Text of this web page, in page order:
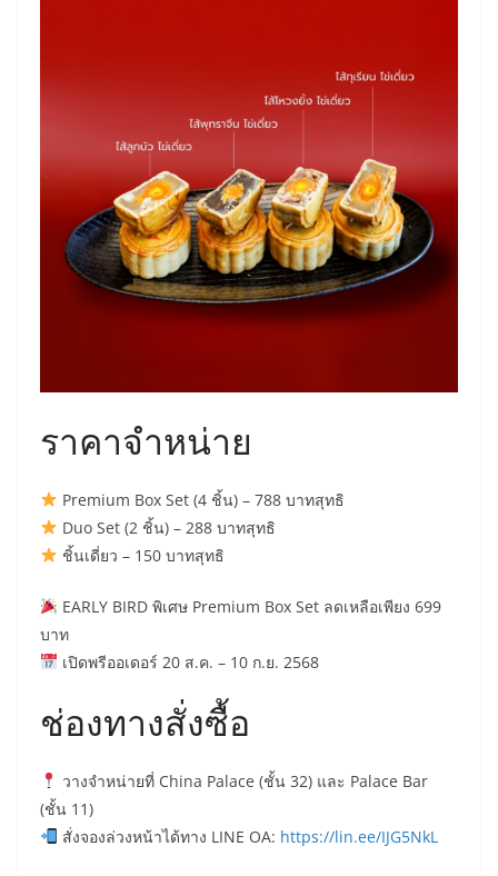
ราคาจำหน่าย
Premium Box Set (4 ชิ้น) – 788 บาทสุทธิ
Duo Set (2 ชิ้น) – 288 บาทสุทธิ
ชิ้นเดี่ยว – 150 บาทสุทธิ
EARLY BIRD พิเศษ Premium Box Set ลดเหลือเพียง 699
บาท
เปิดพรีออเดอร์ 20 ส.ค. – 10 ก.ย. 2568
ช่องทางสั่งซื้อ
วางจำหน่ายที่ China Palace (ชั้น 32) และ Palace Bar
(ชั้น 11)
สั่งจองล่วงหน้าได้ทาง LINE OA: https://lin.ee/IJG5NkL